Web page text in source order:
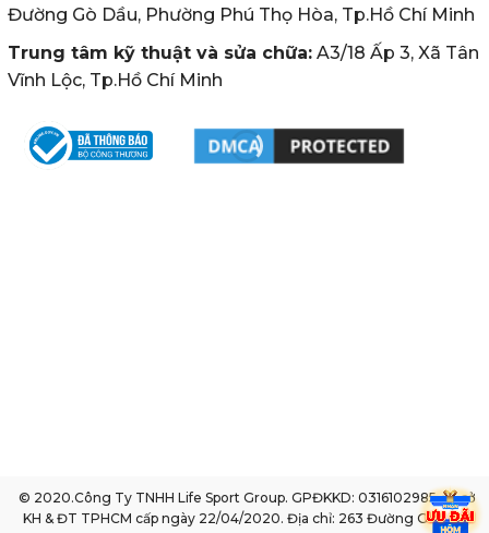
Đường Gò Dầu, Phường Phú Thọ Hòa, Tp.Hồ Chí Minh
Trung tâm kỹ thuật và sửa chữa: A3/18 Ấp 3, Xã Tân
Vĩnh Lộc, Tp.Hồ Chí Minh
© 2020.Công Ty TNHH Life Sport Group. GPĐKKD: 0316102985 do sở
KH & ĐT TPHCM cấp ngày 22/04/2020. Địa chỉ: 263 Đường Gò Dầu,